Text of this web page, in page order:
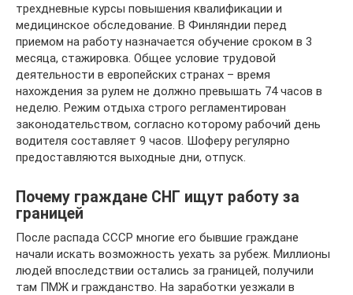
трехдневные курсы повышения квалификации и
медицинское обследование. В Финляндии перед
приемом на работу назначается обучение сроком в 3
месяца, стажировка. Общее условие трудовой
деятельности в европейских странах – время
нахождения за рулем не должно превышать 74 часов в
неделю. Режим отдыха строго регламентирован
законодательством, согласно которому рабочий день
водителя составляет 9 часов. Шоферу регулярно
предоставляются выходные дни, отпуск.
Почему граждане СНГ ищут работу за
границей
После распада СССР многие его бывшие граждане
начали искать возможность уехать за рубеж. Миллионы
людей впоследствии остались за границей, получили
там ПМЖ и гражданство. На заработки уезжали в